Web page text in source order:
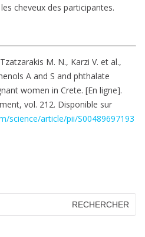
cheveux des participantes.
M. N., Karzi V. et al.,
A and S and phthalate
women in Crete. [En ligne].
vol. 212. Disponible sur
science/article/pii/S00489697193